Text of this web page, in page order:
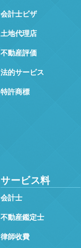
会計士ビザ
土地代理店
不動産評価
法的サービス
特許商標
サービス料
会計士
不動産鑑定士
律師收費